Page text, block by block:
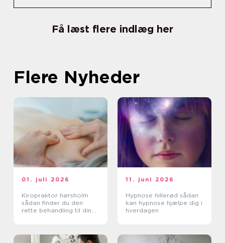
Få læst flere indlæg her
Flere Nyheder
01. juli 2026
Kiropraktor hørsholm
sådan finder du den
rette behandling til dine
11. juni 2026
Hypnose hillerød sådan
kan hypnose hjælpe dig i
hverdagen